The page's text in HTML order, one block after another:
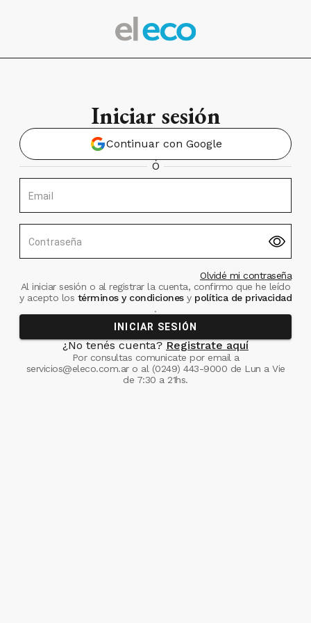
Iniciar sesión
Continuar con Google
Ó
Email
Contraseña
Olvidé mi contraseña
Al iniciar sesión o al registrar la cuenta, confirmo que he leído
y acepto los términos y condiciones ypolítica de privacidad
.
INICIAR SESIÓN
¿No tenés cuenta? Registrate aquí
Por consultas comunicate por email a
servicios@eleco.com.aro al (0249) 443-9000 de Lun a Vie
de 7:30 a 21hs.